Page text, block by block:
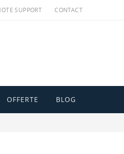
SUPPORT CONTACT
OFFERTE BLOG